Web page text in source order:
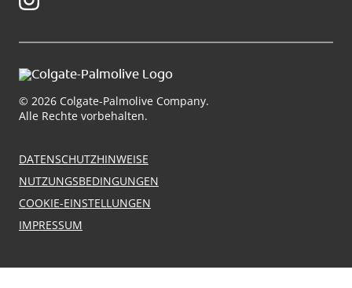
© 2026 Colgate-Palmolive Company.
Alle Rechte vorbehalten.
DATENSCHUTZHINWEISE
NUTZUNGSBEDINGUNGEN
COOKIE-EINSTELLUNGEN
IMPRESSUM